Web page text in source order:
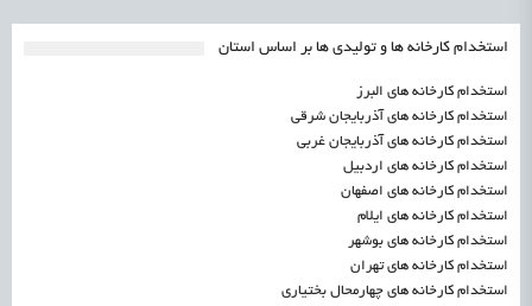
استخدام کارخانه ها و تولیدی ها بر اساس استان
استخدام کارخانه های البرز
استخدام کارخانه های آذربایجان شرقی
استخدام کارخانه های آذربایجان غربی
استخدام کارخانه های اردبیل
استخدام کارخانه های اصفهان
استخدام کارخانه های ایلام
استخدام کارخانه های بوشهر
استخدام کارخانه های تهران
استخدام کارخانه های چهارمحال بختیاری